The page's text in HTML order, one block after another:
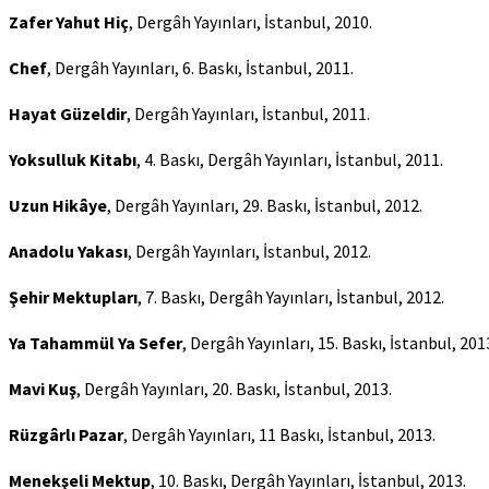
Zafer Yahut Hiç, Dergâh Yayınları, İstanbul, 2010.
Chef, Dergâh Yayınları, 6. Baskı, İstanbul, 2011.
Hayat Güzeldir, Dergâh Yayınları, İstanbul, 2011.
Yoksulluk Kitabı, 4. Baskı, Dergâh Yayınları, İstanbul, 2011.
Uzun Hikâye, Dergâh Yayınları, 29. Baskı, İstanbul, 2012.
Anadolu Yakası, Dergâh Yayınları, İstanbul, 2012.
Şehir Mektupları, 7. Baskı, Dergâh Yayınları, İstanbul, 2012.
Ya Tahammül Ya Sefer, Dergâh Yayınları, 15. Baskı, İstanbul,
Mavi Kuş, Dergâh Yayınları, 20. Baskı, İstanbul, 2013.
Rüzgârlı Pazar, Dergâh Yayınları, 11 Baskı, İstanbul, 2013.
Menekşeli Mektup, 10. Baskı, Dergâh Yayınları, İstanbul, 2013.